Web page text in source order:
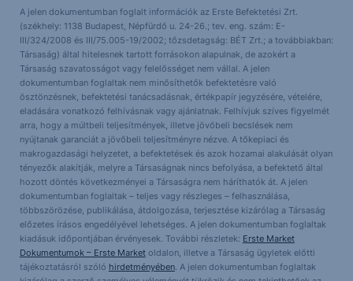
A jelen dokumentumban foglalt információk az Erste Befektetési Zrt.
(székhely: 1138 Budapest, Népfürdő u. 24-26.; tev. eng. szám: E-
III/324/2008 és III/75.005-19/2002; tőzsdetagság: BÉT Zrt.; a továbbiakban:
Társaság) által hitelesnek tartott forrásokon alapulnak, de azokért a
Társaság szavatosságot vagy felelősséget nem vállal. A jelen
dokumentumban foglaltak nem minősíthetők befektetésre való
ösztönzésnek, befektetési tanácsadásnak, értékpapír jegyzésére, vételére,
eladására vonatkozó felhívásnak vagy ajánlatnak. Felhívjuk szíves figyelmét
arra, hogy a múltbeli teljesítmények, illetve jövőbeli becslések nem
nyújtanak garanciát a jövőbeli teljesítményre nézve. A tőkepiaci és
makrogazdasági helyzetet, a befektetések és azok hozamai alakulását olyan
tényezők alakítják, melyre a Társaságnak nincs befolyása, a befektető által
hozott döntés következményei a Társaságra nem háríthatók át. A jelen
dokumentumban foglaltak – teljes vagy részleges – felhasználása,
többszörözése, publikálása, átdolgozása, terjesztése kizárólag a Társaság
előzetes írásos engedélyével lehetséges. A jelen dokumentumban foglaltak
kiadásuk időpontjában érvényesek. További részletek: Erste Market
Dokumentumok – Erste Marketoldalon, illetve a Társaság ügyletek előtti
tájékoztatásról szóló hirdetményében. A jelen dokumentumban foglaltak